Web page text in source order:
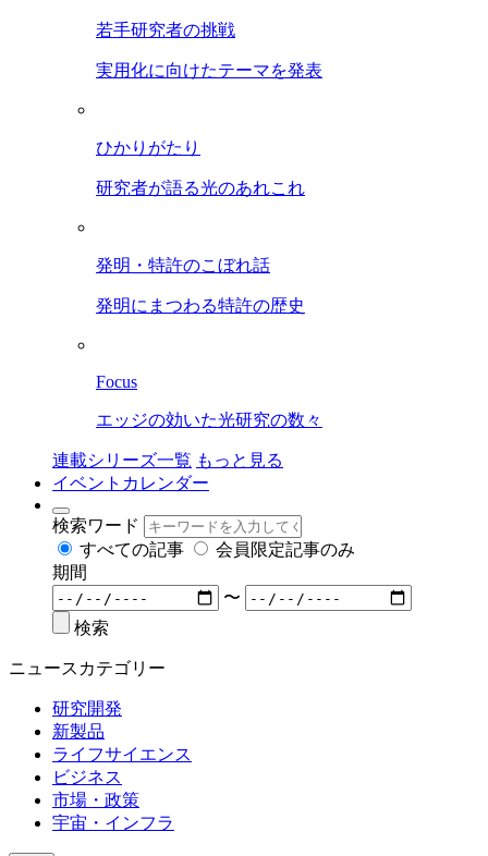
若手研究者の挑戦
実用化に向けたテーマを発表
ひかりがたり
研究者が語る光のあれこれ
発明・特許のこぼれ話
発明にまつわる特許の歴史
Focus
エッジの効いた光研究の数々
連載シリーズ一覧 もっと見る
イベントカレンダー
検索ワード
すべての記事
会員限定記事のみ
期間
〜
検索
ニュースカテゴリー
研究開発
新製品
ライフサイエンス
ビジネス
市場・政策
宇宙・インフラ